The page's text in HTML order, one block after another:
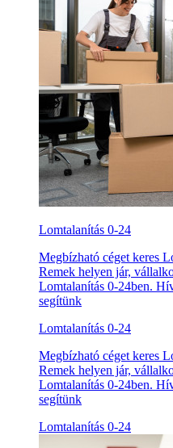
Lomtalanítás 0-24
Megbízható céget keres
Remek helyen jár,
Lomtalanítás 0-24ben.
segítünk
Lomtalanítás 0-24
Megbízható céget keres
Remek helyen jár,
Lomtalanítás 0-24ben.
segítünk
Lomtalanítás 0-24